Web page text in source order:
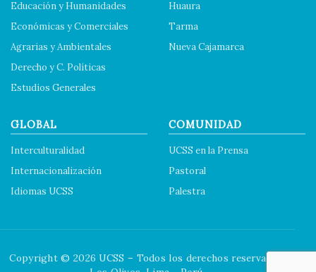
Educación y Humanidades
Económicas y Comerciales
Agrarias y Ambientales
Derecho y C. Políticas
Estudios Generales
Huaura
Tarma
Nueva Cajamarca
GLOBAL
Interculturalidad
Internacionalización
Idiomas UCSS
COMUNIDAD
UCSS en la Prensa
Pastoral
Palestra
Copyright © 2026 UCSS – Todos los derechos reservados.